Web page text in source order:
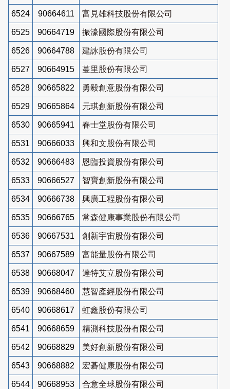
6524 90664611 富見雄科技股份有限公司
6525 90664719 振濠國際股份有限公司
6526 90664788 建詠股份有限公司
6527 90664915 蔓里股份有限公司
6528 90665822 勇毅創意股份有限公司
6529 90665864 元琪創新股份有限公司
6530 90665941 春士堂股份有限公司
6531 90666033 興和文股份有限公司
6532 90666483 恩臨投資股份有限公司
6533 90666527 智寶創新股份有限公司
6534 90666738 興廣工程股份有限公司
6535 90666765 常森健康事業股份有限公司
6536 90667531 創新宇宙股份有限公司
6537 90667589 富能量股份有限公司
6538 90668047 達特艾立股份有限公司
6539 90668460 慧智產經股份有限公司
6540 90668617 虹鑫股份有限公司
6541 90668659 精測科技股份有限公司
6542 90668829 美好創新股份有限公司
6543 90668882 宏碁健康股份有限公司
6544 90668953 合意全球股份有限公司